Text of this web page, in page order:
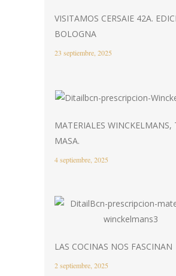
VISITAMOS CERSAIE 42A.
BOLOGNA
23 septiembre, 2025
MATERIALES WINCKELMANS,
MASA.
4 septiembre, 2025
LAS COCINAS NOS FASCINAN
2 septiembre, 2025